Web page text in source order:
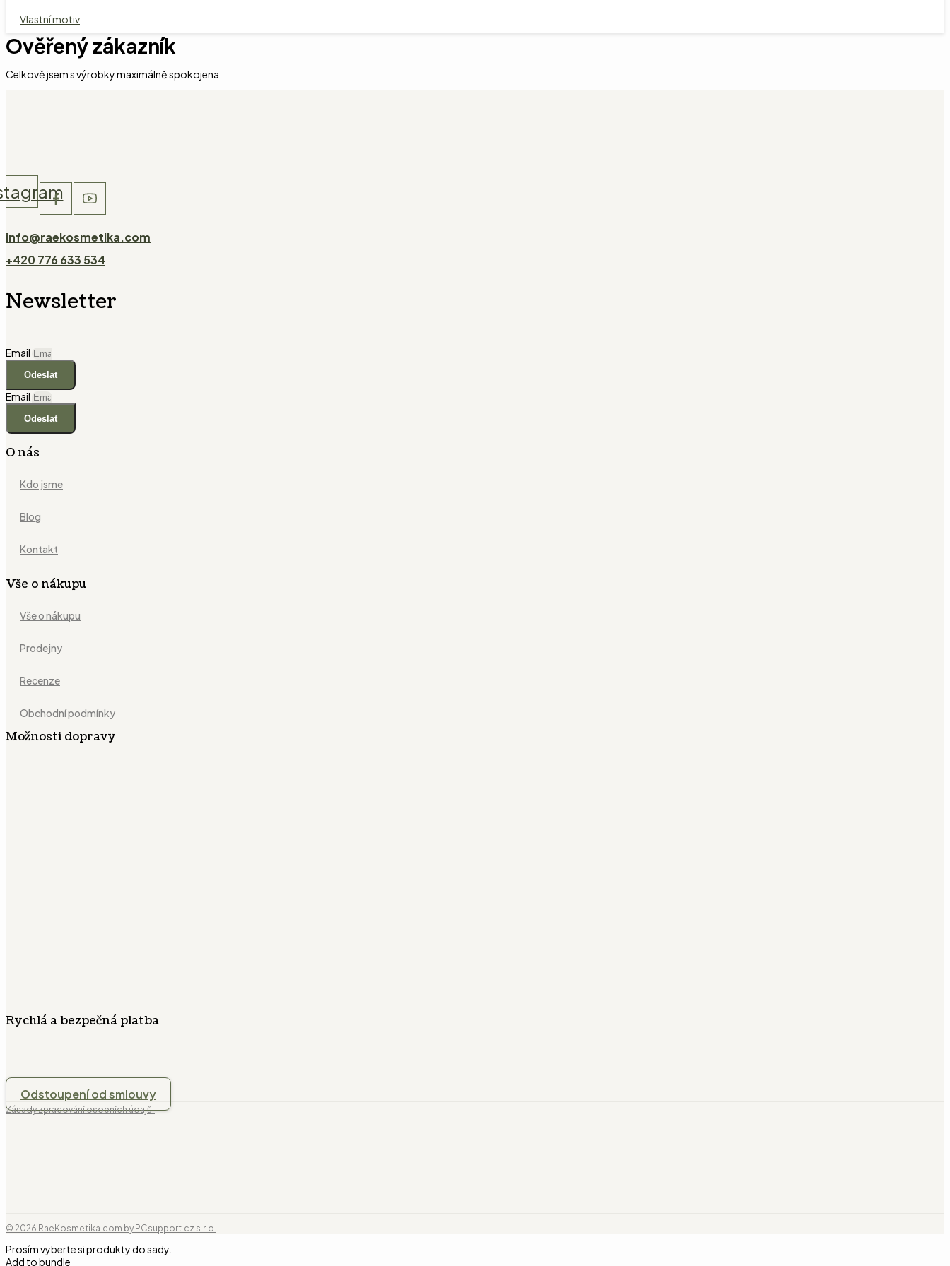
Vlastní motiv
Ověřený zákazník
Celkově jsem s výrobky maximálně spokojena
info@raekosmetika.com
+420 776 633 534
Newsletter
Email
Odeslat
Email
Odeslat
O nás
Kdo jsme
Blog
Kontakt
Vše o nákupu
Vše o nákupu
Prodejny
Recenze
Obchodní podmínky
Možnosti dopravy
Rychlá a bezpečná platba
Odstoupení od smlouvy
Zásady zpracování osobních údajů
© 2026 RaeKosmetika.com by PCsupport.cz s.r.o.
Prosím vyberte si produkty do sady.
Add to bundle